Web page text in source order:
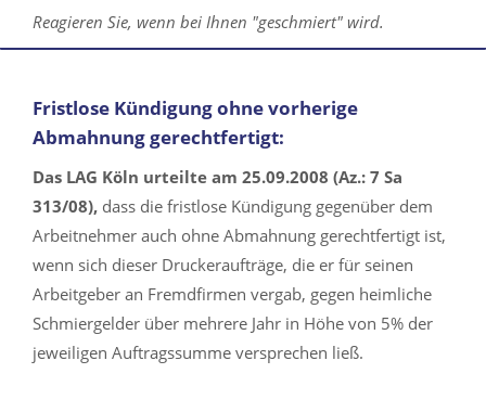
Reagieren Sie, wenn bei Ihnen "geschmiert" wird.
Fristlose Kündigung ohne vorherige
Abmahnung gerechtfertigt:
Das LAG Köln urteilte am 25.09.2008 (Az.: 7 Sa
313/08), dass die fristlose Kündigung gegenüber dem
Arbeitnehmer auch ohne Abmahnung gerechtfertigt ist,
wenn sich dieser Druckeraufträge, die er für seinen
Arbeitgeber an Fremdfirmen vergab, gegen heimliche
Schmiergelder über mehrere Jahr in Höhe von 5% der
jeweiligen Auftragssumme versprechen ließ.